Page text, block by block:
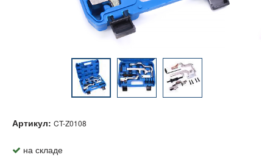
Артикул: CT-Z0108
на складе